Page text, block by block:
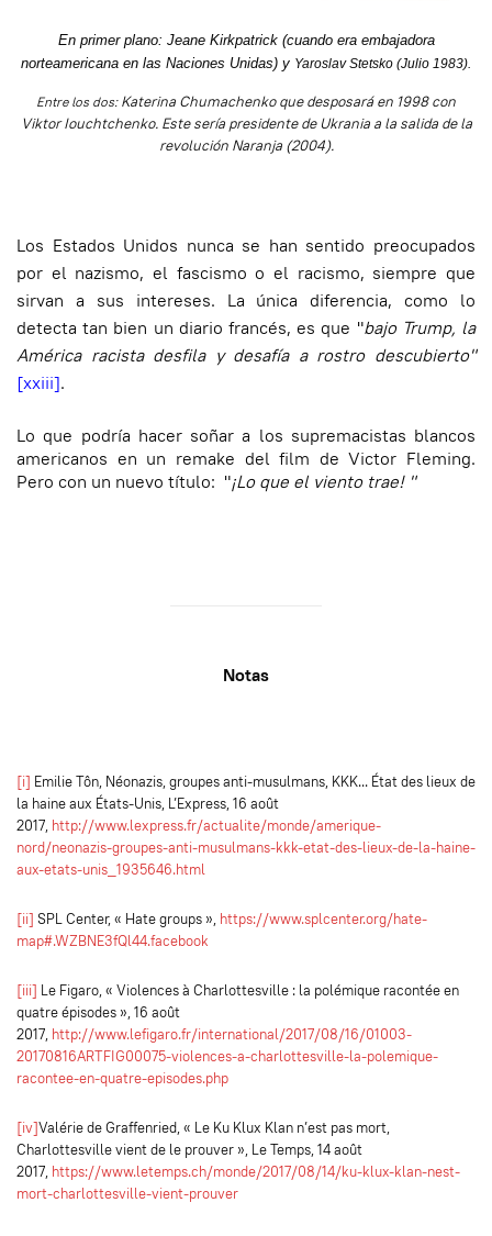
En primer plano: Jeane Kirkpatrick (cuando era embajadora
norteamericana en las Naciones Unidas) y Yaroslav Stetsko (Julio 1983).
Entre los dos: Katerina Chumachenko que desposará en 1998 con
Viktor Iouchtchenko. Este sería presidente de Ukrania a la salida de la
revolución Naranja (2004).
Los Estados Unidos nunca se han sentido preocupados
por el nazismo, el fascismo o el racismo, siempre que
sirvan a sus intereses. La única diferencia, como lo
detecta tan bien un diario francés, es que "bajo Trump, la
América racista desfila y desafía a rostro descubierto"
[xxiii].
Lo que podría hacer soñar a los supremacistas blancos
americanos en un remake del film de Victor Fleming.
Pero con un nuevo título: "¡Lo que el viento trae! "
Notas
[i] Emilie Tôn, Néonazis, groupes anti-musulmans, KKK... État des lieux de
la haine aux États-Unis, L’Express, 16 août
2017, http://www.lexpress.fr/actualite/monde/amerique-
nord/neonazis-groupes-anti-musulmans-kkk-etat-des-lieux-de-la-haine-
aux-etats-unis_1935646.html
[ii] SPL Center, « Hate groups », https://www.splcenter.org/hate-
map#.WZBNE3fQl44.facebook
[iii] Le Figaro, « Violences à Charlottesville : la polémique racontée en
quatre épisodes », 16 août
2017, http://www.lefigaro.fr/international/2017/08/16/01003-
20170816ARTFIG00075-violences-a-charlottesville-la-polemique-
racontee-en-quatre-episodes.php
[iv]Valérie de Graffenried, « Le Ku Klux Klan n’est pas mort,
Charlottesville vient de le prouver », Le Temps, 14 août
2017, https://www.letemps.ch/monde/2017/08/14/ku-klux-klan-nest-
mort-charlottesville-vient-prouver